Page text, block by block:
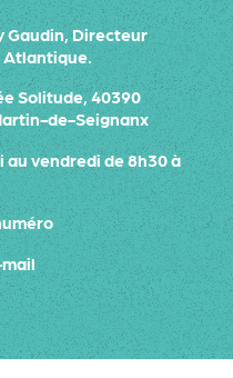
Gaudin, Directeur
Atlantique.
Solitude, 40390
de-Seignanx
au vendredi de 8h30 à